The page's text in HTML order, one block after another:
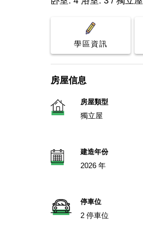
學區資訊
房屋信息
房屋類型
獨立屋
建造年份
2026 年
停車位
2 停車位